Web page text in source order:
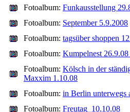
Fotoalbum: Funkausstellung
Fotoalbum: September 5.9.2008
Fotoalbum: tagsüber shoppen
Fotoalbum: Kumpelnest
Fotoalbum: Kölsch in der
Maxxim 1.10.08
Fotoalbum: in Berlin unterwegs
Fotoalbum: Freutag_10.10.08